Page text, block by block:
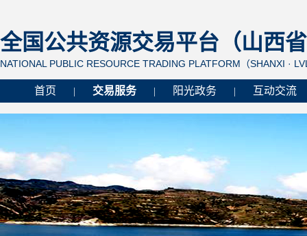
全国公共资源交易平台（山西
NATIONAL PUBLIC RESOURCE TRADING PLATFORM（SHANXI ·
首页 交易服务 阳光政务 互动交流